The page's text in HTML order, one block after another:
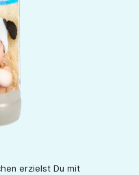
erzielst Du mit